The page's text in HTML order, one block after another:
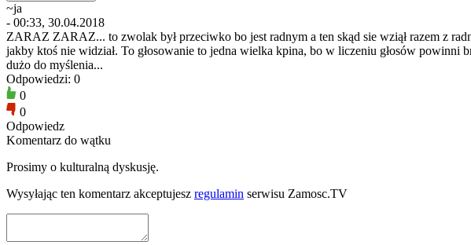
~ja
- 00:33, 30.04.2018
ZARAZ ZARAZ... to zwolak był przeciwko bo jest radnym a ten skąd sie wziął razem z
jakby ktoś nie widział. To głosowanie to jedna wielka kpina, bo w liczeniu głosów powinni
dużo do myślenia...
Odpowiedzi: 0
0
0
Odpowiedz
Komentarz do wątku
Prosimy o kulturalną dyskusję.
Wysyłając ten komentarz akceptujesz regulamin serwisu Zamosc.TV